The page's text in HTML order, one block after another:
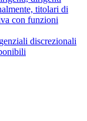
titolari di
con funzioni
discrezionali